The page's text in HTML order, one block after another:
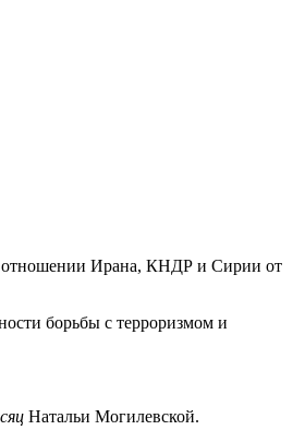
отношении Ирана, КНДР и Сирии от
борьбы с терроризмом и
Натальи Могилевской.